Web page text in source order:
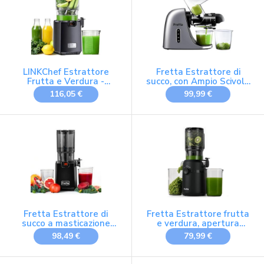
LINKChef Estrattore
Frutta e Verdura -
Centrifuga Frutta e
Verdura con Bocca Larga
Freddo con Tecnologia
Lenta, Senza BPA, Facile
da Usare e Sicuro
116,05 €
Fretta Estrattore di
succo, con Ampio Scivolo
di Caricamento, Senza
BPA, Estrattore con
masticating juicer
machines (Argento)
99,99 €
Fretta Estrattore di
succo a masticazione
lenta 250 W, Senza BPA
98,49 €
Fretta Estrattore frutta
e verdura, apertura
108MM e capacità di 1L
estrattore di succo,
79,99 €